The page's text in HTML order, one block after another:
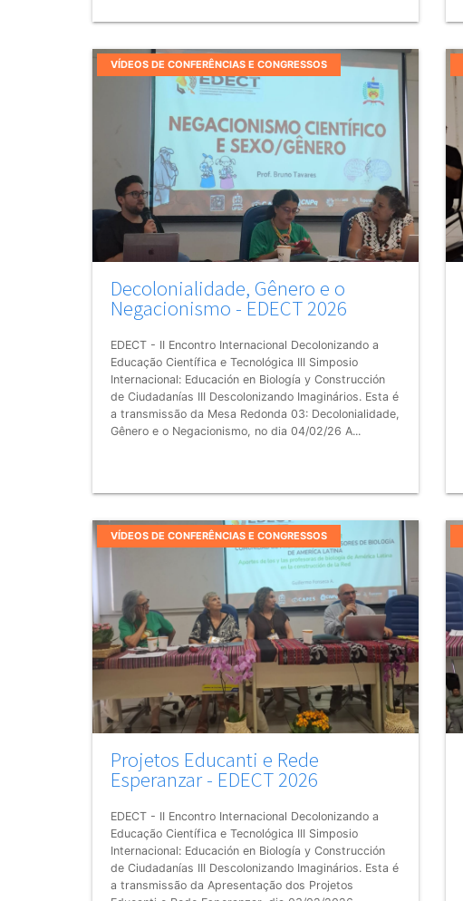
VÍDEOS DE CONFERÊNCIAS E CONGRESSOS
Decolonialidade, Gênero e o
Negacionismo - EDECT 2026
EDECT - II Encontro Internacional Decolonizando a
Educação Científica e Tecnológica III Simposio
Internacional: Educación en Biología y Construcción
de Ciudadanías III Descolonizando Imaginários. Esta é
a transmissão da Mesa Redonda 03: Decolonialidade,
Gênero e o Negacionismo, no dia 04/02/26 A...
VÍDEOS DE CONFERÊNCIAS E CONGRESSOS
Projetos Educanti e Rede
Esperanzar - EDECT 2026
EDECT - II Encontro Internacional Decolonizando a
Educação Científica e Tecnológica III Simposio
Internacional: Educación en Biología y Construcción
de Ciudadanías III Descolonizando Imaginários. Esta é
a transmissão da Apresentação dos Projetos